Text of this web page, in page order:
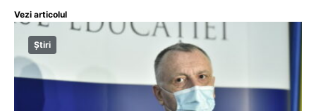
Vezi articolul
Știri